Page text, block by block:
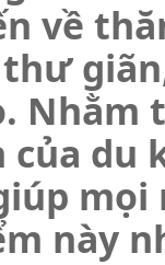
về
du
này